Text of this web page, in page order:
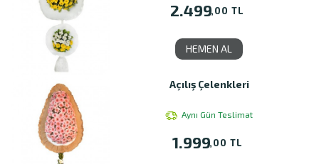
2.499,00 TL
HEMEN AL
Açılış Çelenkleri
Aynı Gün Teslimat
1.999,00 TL